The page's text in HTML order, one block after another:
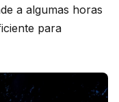
a algumas horas
para